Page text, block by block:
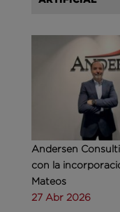
Andersen
con la
Mateos
27 Abr 2026